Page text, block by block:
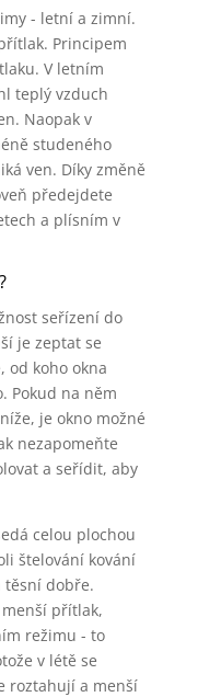
- letní a zimní.
Principem
V letním
teplý vzduch
Naopak v
studeného
ven. Díky změně
předejdete
a plísním v
seřízení do
je zeptat se
od koho okna
Pokud na něm
je okno možné
nezapomeňte
a seřídit, aby
celou plochou
štelování kování
těsní dobře.
přítlak,
režimu - to
v létě se
roztahují a menší